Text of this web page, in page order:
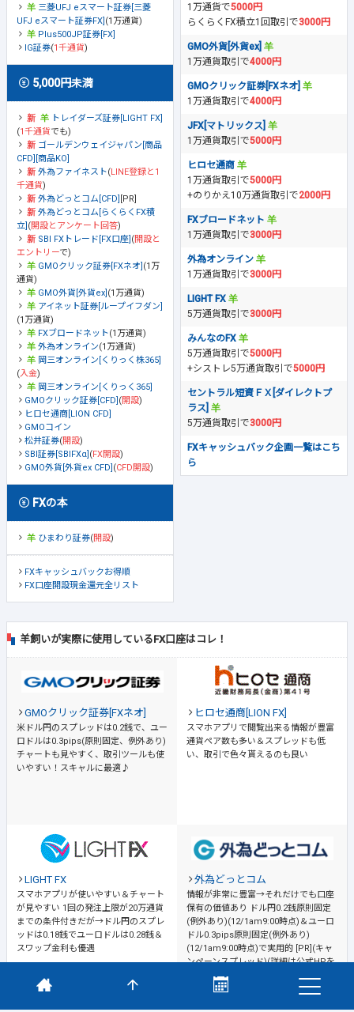
三菱UFJ eスマート証券[三菱
UFJ eスマート証券FX] (1万通貨)
Plus500JP証券[FX]
IG証券(1千通貨)
5,000円未満
トレイダーズ証券[LIGHT FX]
(1千通貨でも)
ゴールデンウェイジャパン[商品
CFD][商品KO]
外為ファイネスト(LINE登録と1
千通貨)
外為どっとコム[CFD] [PR]
外為どっとコム[らくらくFX積
立] (開設とアンケート回答)
SBI FXトレード[FX口座] (開設と
エントリーで)
GMOクリック証券[FXネオ] (1万
通貨)
GMO外貨[外貨ex] (1万通貨)
アイネット証券[ループイフダン]
(1万通貨)
FXブロードネット(1万通貨)
外為オンライン(1万通貨)
岡三オンライン[くりっく株365]
(入金)
岡三オンライン[くりっく365]
GMOクリック証券[CFD] (開設)
ヒロセ通商[LION CFD]
GMOコイン
松井証券(開設)
SBI証券[SBIFXα] (FX開設)
GMO外貨[外貨ex CFD] (CFD開設)
FXの本
ひまわり証券(開設)
FXキャッシュバックお得順
FX口座開設現金還元全リスト
1万通貨で5000円
らくらくFX積立1回取引で3000円
GMO外貨[外貨ex]
1万通貨取引で4000円
GMOクリック証券[FXネオ]
1万通貨取引で4000円
JFX[マトリックス]
1万通貨取引で5000円
ヒロセ通商
1万通貨取引で5000円
+のりかえ10万通貨取引で2000円
FXブロードネット
1万通貨取引で3000円
外為オンライン
1万通貨取引で3000円
LIGHT FX
5万通貨取引で3000円
みんなのFX
5万通貨取引で5000円
+シストレ5万通貨取引で5000円
セントラル短資ＦＸ[ダイレクトプ
ラス]
5万通貨取引で3000円
FXキャッシュバック企画一覧はこち
ら
羊飼いが実際に使用しているFX口座はコレ！
GMOクリック証券[FXネオ]
米ドル円のスプレッドは0.2銭で、ユー
ロドルは0.3pips(原則固定、例外あり)
チャートも見やすく、取引ツールも使
いやすい！スキャルに最適♪
ヒロセ通商[LION FX]
スマホアプリで閲覧出来る情報が豊富
通貨ペア数も多い＆スプレッドも低
い、取引で色々貰えるのも良い
LIGHT FX
スマホアプリが使いやすい＆チャート
が見やすい 1回の発注上限が20万通貨
までの条件付きだが→ドル円のスプレ
ッドは0.18銭でユーロドルは0.28銭＆
スワップ金利も優遇
外為どっとコム
情報が非常に豊富→それだけでも口座
保有の価値あり
ドル円0.2銭原則固定
(例外あり)(12/1am9:00時点)＆ユーロ
ドル0.3pips原則固定(例外あり)
(12/1am9:00時点)で実用的 [PR](キャ
ンペーンスプレッド)(詳細は公式HPを
ご確認ください)